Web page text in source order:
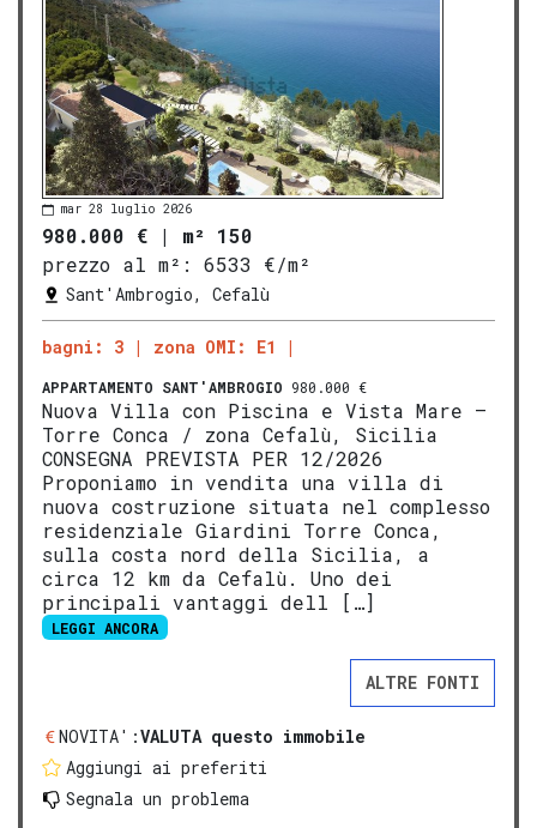
mar 28 luglio 2026
980.000 € | m² 150
prezzo al m²:
6533 €/m²
Sant'Ambrogio, Cefalù
bagni: 3 zona OMI: E1
APPARTAMENTO SANT'AMBROGIO 980.000 €
Nuova Villa con Piscina e Vista Mare –
Torre Conca / zona Cefalù, Sicilia
CONSEGNA PREVISTA PER 12/2026
Proponiamo in vendita una villa di
nuova costruzione situata nel complesso
residenziale Giardini Torre Conca,
sulla costa nord della Sicilia, a
circa 12 km da Cefalù. Uno dei
principali vantaggi dell […]
LEGGI ANCORA
ALTRE FONTI
NOVITA':VALUTA questo immobile
Aggiungi ai preferiti
Segnala un problema